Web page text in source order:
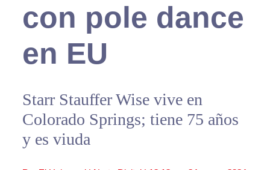
con pole dance
en EU
Starr Stauffer Wise vive en
Colorado Springs; tiene 75 años
y es viuda